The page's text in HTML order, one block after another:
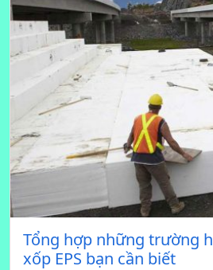
Tổng hợp những trường
xốp EPS bạn cần biết